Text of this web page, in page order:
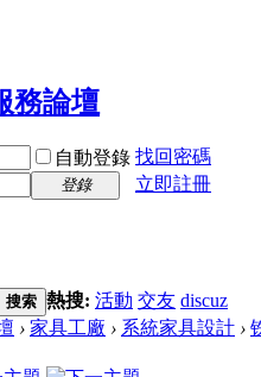
自動登錄 找回密碼
登錄
立即註冊
搜索 熱搜: 活動 交友 discuz
› 家具工廠 › 系統家具設計 ›